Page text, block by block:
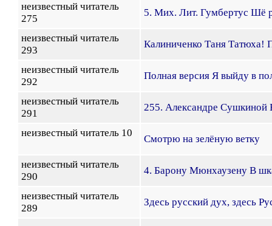
неизвестный читатель
275
5. Мих. Лит. Гумбертус Шё
неизвестный читатель
293
Калиниченко Таня Татюха!
неизвестный читатель
292
Полная версия Я выйду в
неизвестный читатель
291
255. Александре Сушкиной
неизвестный читатель 10
Смотрю на зелёную ветку
неизвестный читатель
290
4. Барону Мюнхаузену В
неизвестный читатель
289
Здесь русский дух, здесь